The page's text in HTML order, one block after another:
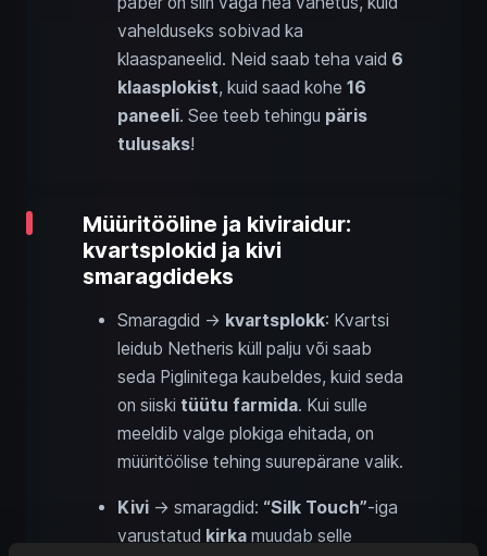
vahelduseks sobivad ka
klaaspaneelid. Neid saab teha vaid 6
klaasplokist, kuid saad kohe 16
paneeli. See teeb tehingu päris
tulusaks!
Müüritööline ja kiviraidur:
kvartsplokid ja kivi
smaragdideks
Smaragdid → kvartsplokk: Kvartsi
leidub Netheris küll palju või saab
seda Piglinitega kaubeldes, kuid seda
on siiski tüütu farmida. Kui sulle
meeldib valge plokiga ehitada, on
müüritöölise tehing suurepärane valik.
Kivi → smaragdid: “Silk Touch”-iga
varustatud kirka muudab selle